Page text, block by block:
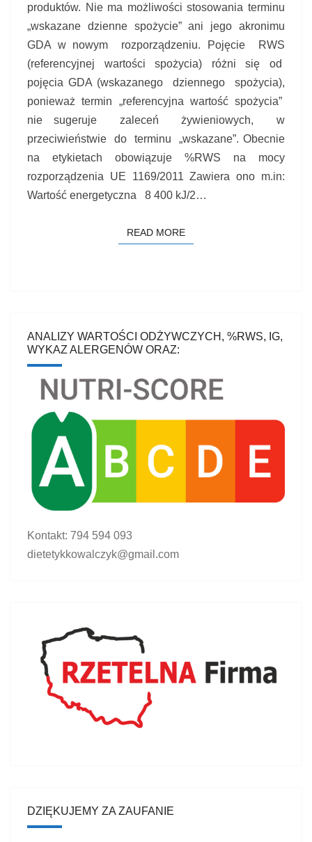
produktów. Nie ma możliwości stosowania terminu
„wskazane dzienne spożycie” ani jego akronimu
GDA w nowym rozporządzeniu. Pojęcie RWS
(referencyjnej wartości spożycia) różni się od
pojęcia GDA (wskazanego dziennego spożycia),
ponieważ termin „referencyjna wartość spożycia”
nie sugeruje zaleceń żywieniowych, w
przeciwieństwie do terminu „wskazane”. Obecnie
na etykietach obowiązuje %RWS na mocy
rozporządzenia UE 1169/2011 Zawiera ono m.in:
Wartość energetyczna 8 400 kJ/2…
READ MOREREAD MORE
ANALIZY WARTOŚCI ODŻYWCZYCH, %RWS, IG,
WYKAZ ALERGENÓW ORAZ:
Kontakt: 794 594 093
dietetykkowalczyk@gmail.com
DZIĘKUJEMY ZA ZAUFANIE